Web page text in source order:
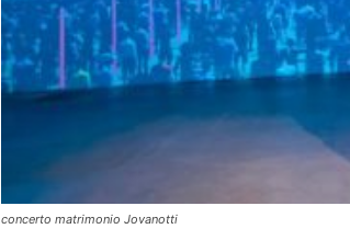
concerto matrimonio Jovanotti